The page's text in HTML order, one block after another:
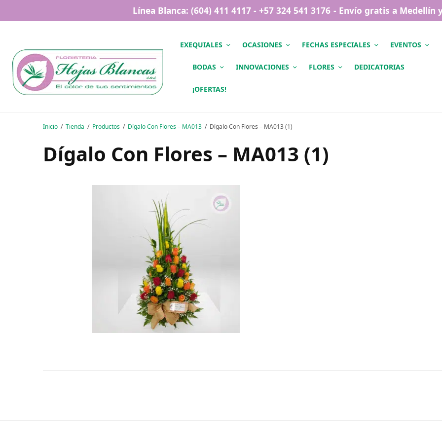
Línea Blanca: (604) 411 4117 - +57 324 541 3176 - Envío gratis a
EXEQUIALES OCASIONES FECHAS ESPECIALES EVENTOS
BODAS INNOVACIONES FLORES DEDICATORIAS
¡OFERTAS!
Inicio Tienda Productos Dígalo Con Flores – MA013 Dígalo Con Flores – MA013 (1)
Dígalo Con Flores – MA013 (1)